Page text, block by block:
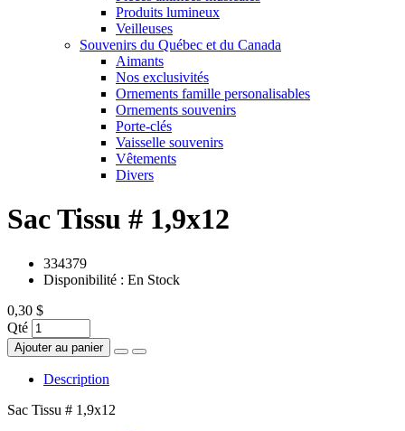
Produits lumineux
Veilleuses
Souvenirs du Québec et du Canada
Aimants
Nos exclusivités
Ornements famille personalisables
Ornements souvenirs
Porte-clés
Vaisselle souvenirs
Vêtements
Divers
Sac Tissu # 1,9x12
334379
Disponibilité : En Stock
0,30 $
Qté
Ajouter au panier
Description
Sac Tissu # 1,9x12